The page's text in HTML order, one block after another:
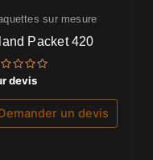
sur mesure
Packet 420
devis
un devis